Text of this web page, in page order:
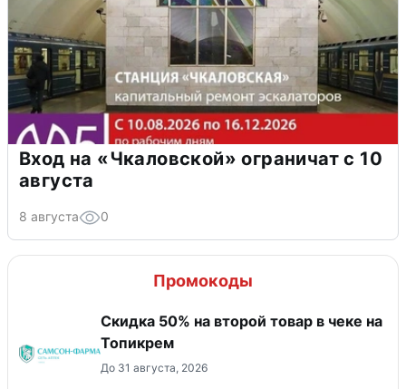
Вход на «Чкаловской» ограничат с 10
августа
8 августа 0
Промокоды
Скидка 50% на второй товар в чеке на
Топикрем
До 31 августа, 2026